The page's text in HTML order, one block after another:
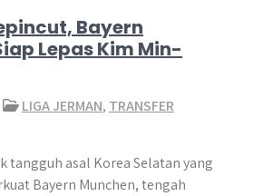
Bayern
Lepas Kim Min-
LIGA JERMAN, TRANSFER
tangguh asal Korea Selatan yang
Bayern Munchen, tengah